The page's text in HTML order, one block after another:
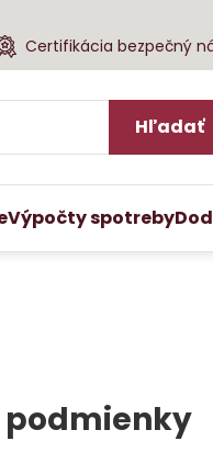
Certifikácia bezpečný
Hľadať
Výpočty spotreby
podmienky